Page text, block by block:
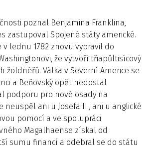
poznal Benjamina Franklina,
zastupoval Spojené státy americké.
v lednu 1782 znovu vypravil do
že vytvoří třiapůltisícový
žoldnéřů. Válka v Severní Americe se
a Beňovský opět nedostal
podporu pro nové osady na
neuspěl ani u Josefa II., ani u anglické
pomocí a ve spolupráci
Magalhaense získal od
sumu financí a odebral se do státu